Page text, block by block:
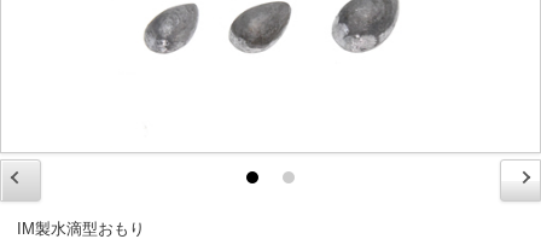
IM製水滴型おもり